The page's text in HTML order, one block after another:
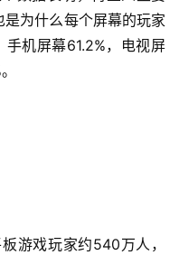
为什么每个屏幕的玩家
手机屏幕61.2%，电视屏
游戏玩家约540万人，